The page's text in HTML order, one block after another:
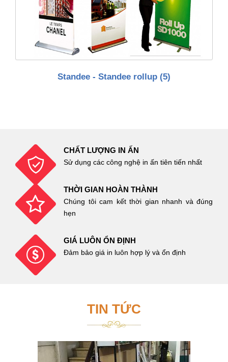
Standee - Standee rollup (5)
CHẤT LƯỢNG IN ẤN
Sử dụng các công nghệ in ấn tiên tiến nhất
THỜI GIAN HOÀN THÀNH
Chúng tôi cam kết thời gian nhanh và đúng
hẹn
GIÁ LUÔN ỔN ĐỊNH
Đảm bảo giá in luôn hợp lý và ổn định
TIN TỨC